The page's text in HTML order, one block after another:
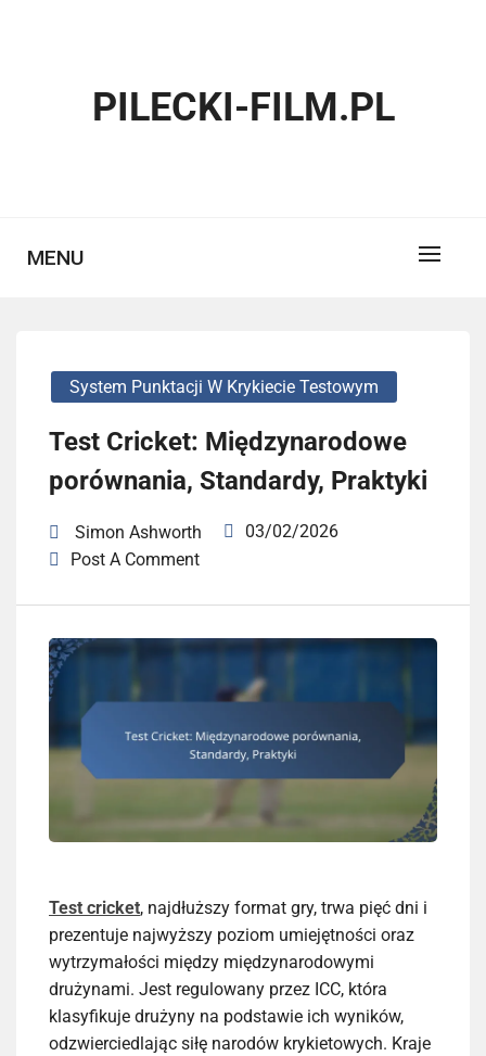
PILECKI-FILM.PL
MENU
System Punktacji W Krykiecie Testowym
Test Cricket: Międzynarodowe
porównania, Standardy, Praktyki
Simon Ashworth
03/02/2026
Post A Comment
Test cricket, najdłuższy format gry, trwa pięć dni i
prezentuje najwyższy poziom umiejętności oraz
wytrzymałości między międzynarodowymi
drużynami. Jest regulowany przez ICC, która
klasyfikuje drużyny na podstawie ich wyników,
odzwierciedlając siłę narodów krykietowych. Kraje